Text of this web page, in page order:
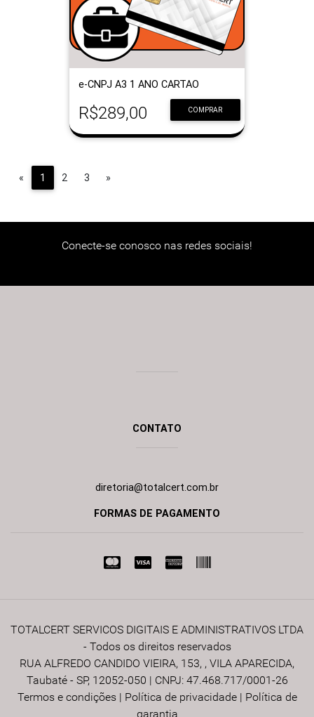
e-CNPJ A3 1 ANO CARTAO
COMPRAR
R$289,00
« Previous
1 2 3 »
Conecte-se conosco nas redes sociais!
CONTATO
diretoria@totalcert.com.br
FORMAS DE PAGAMENTO
TOTALCERT SERVICOS DIGITAIS E ADMINISTRATIVOS LTDA
- Todos os direitos reservados
RUA ALFREDO CANDIDO VIEIRA, 153, , VILA APARECIDA,
Taubaté - SP, 12052-050 | CNPJ: 47.468.717/0001-26
Termos e condições| Política de privacidade| Política de
garantia